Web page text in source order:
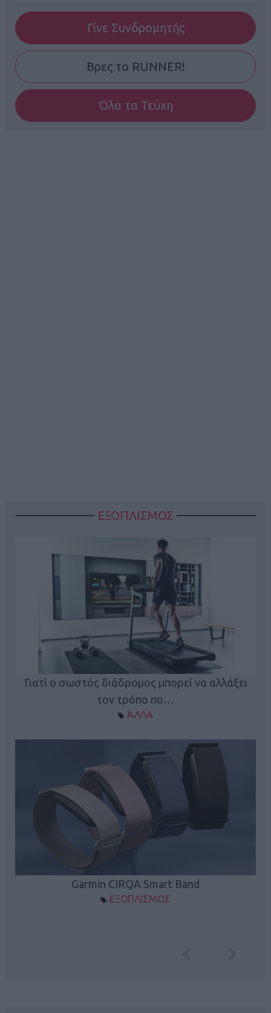
Γίνε Συνδρομητής
Βρες το RUNNER!
Όλα τα Τεύχη
ΕΞΟΠΛΙΣΜΟΣ
Γιατί ο σωστός διάδρομος μπορεί να αλλάξει
τον τρόπο πο…
ΆΛΛΑ
Garmin CIRQA Smart Band
ΕΞΟΠΛΙΣΜΟΣ